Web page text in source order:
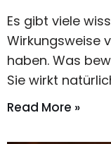
Es gibt viele
Wirkungsweise
haben. Was
Sie wirkt
Read More »